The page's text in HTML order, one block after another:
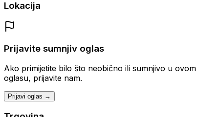
Lokacija
Prijavite sumnjiv oglas
Ako primijetite bilo što neobično ili sumnjivo u ovom
oglasu, prijavite nam.
Prijavi oglas →